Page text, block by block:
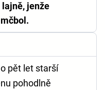
jenže
pět let starší
pohodlně